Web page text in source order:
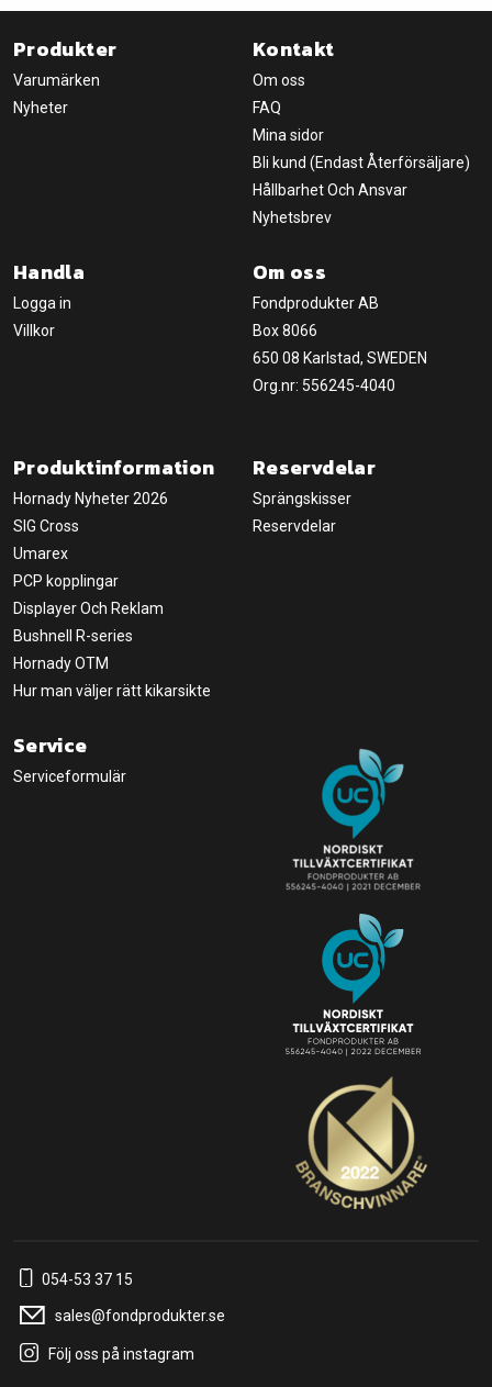
Produkter
Varumärken
Nyheter
Kontakt
Om oss
FAQ
Mina sidor
Bli kund (Endast Återförsäljare)
Hållbarhet Och Ansvar
Nyhetsbrev
Handla
Logga in
Villkor
Om oss
Fondprodukter AB
Box 8066
650 08 Karlstad, SWEDEN
Org.nr: 556245-4040
Produktinformation
Hornady Nyheter 2026
SIG Cross
Umarex
PCP kopplingar
Displayer Och Reklam
Bushnell R-series
Hornady OTM
Hur man väljer rätt kikarsikte
Reservdelar
Sprängskisser
Reservdelar
Service
Serviceformulär
054-53 37 15
sales@fondprodukter.se
Följ oss på instagram